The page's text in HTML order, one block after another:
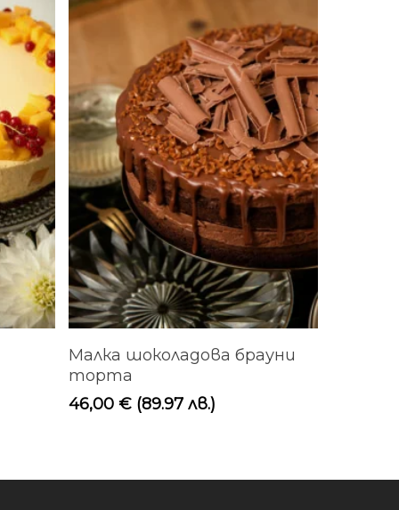
Добавяне В Количката
Малка шоколадова брауни
торта
46,00€ (89.97 лв.)